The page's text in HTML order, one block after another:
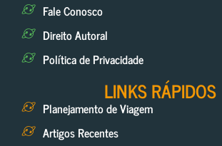
Fale Conosco
Direito Autoral
Política de Privacidade
LINKS RÁPIDOS
Planejamento de Viagem
Artigos Recentes